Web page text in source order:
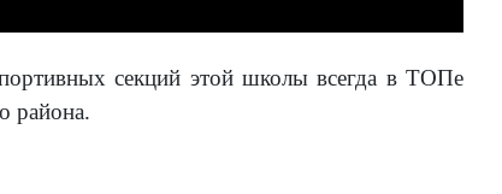
секций этой школы всегда в ТОПе
района.